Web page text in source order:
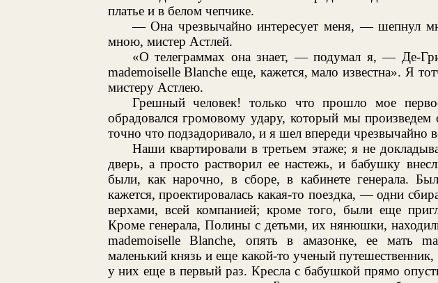
платье и в белом чепчике.
— Она чрезвычайно интересует меня, — шепнул
мною, мистер Астлей.
«О телеграммах она знает, — подумал я, — Де-
mademoiselle Blanche еще, кажется, мало известна». Я
мистеру Астлею.
Грешный человек! только что прошло мое
обрадовался громовому удару, который мы произведем
точно что подзадоривало, и я шел впереди чрезвычайно
Наши квартировали в третьем этаже; я не
дверь, а просто растворил ее настежь, и бабушку
были, как нарочно, в сборе, в кабинете генерала.
кажется, проектировалась какая-то поездка, — одни
верхами, всей компанией; кроме того, были еще
Кроме генерала, Полины с детьми, их нянюшки,
mademoiselle Blanche, опять в амазонке, ее мать
маленький князь и еще какой-то ученый
у них еще в первый раз. Кресла с бабушкой прямо